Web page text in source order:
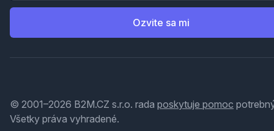
Ozvite sa mi
© 2001–2026 B2M.CZ s.r.o. rada poskytuje pomoc
Všetky práva vyhradené.